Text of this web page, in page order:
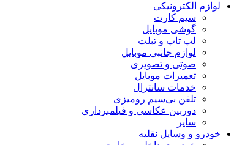
لوازم الکترونیکی
سیم کارت
گوشی موبایل
لپ تاپ و تبلت
لوازم جانبی موبایل
صوتی و تصویری
تعمیرات موبایل
خدمات سانترال
تلفن بی‌سیم رومیزی
دوربین عکاسی و فیلمبرداری
سایر
خودرو و وسایل نقلیه